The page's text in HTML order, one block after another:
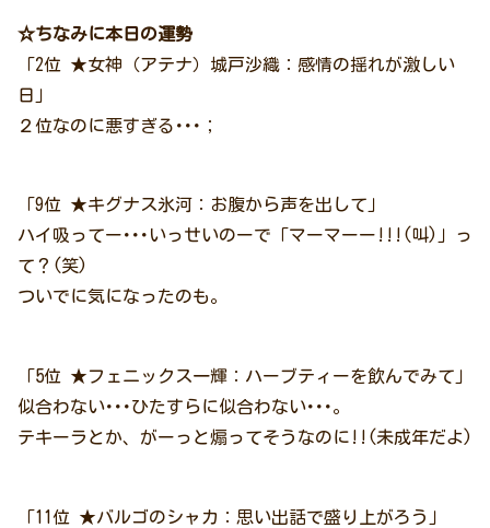
☆ちなみに本日の運勢
「2位 ★女神（アテナ）城戸沙織：感情の揺れが激しい
日」
２位なのに悪すぎる･･･；
「9位 ★キグナス氷河：お腹から声を出して」
ハイ吸ってー･･･いっせいのーで「マーマーー!!!(叫)」っ
て？(笑)
ついでに気になったのも。
「5位 ★フェニックス一輝：ハーブティーを飲んでみて」
似合わない･･･ひたすらに似合わない･･･。
テキーラとか、がーっと煽ってそうなのに!!(未成年だよ)
「11位 ★バルゴのシャカ：思い出話で盛り上がろう」